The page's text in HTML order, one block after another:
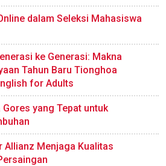
dalam Seleksi Mahasiswa
ke Generasi: Makna
Tahun Baru Tionghoa
for Adults
yang Tepat untuk
Allianz Menjaga Kualitas